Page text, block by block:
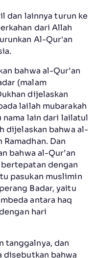
dan lainnya turun ke
dari Allah
Al-Qur'an
bahwa al-Qur’an
(malam
dijelaskan
lailah mubarakah
nama lain dari lailatul
dijelaskan bahwa al-
Dan
bahwa al-Qur’an
dengan
pasukan muslimin
Badar, yaitu
antara haq
hari
tanggalnya, dan
disebutkan bahwa